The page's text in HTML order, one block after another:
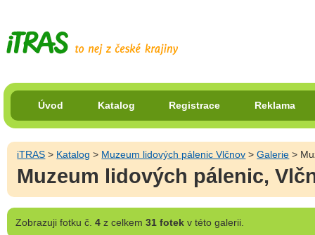
Úvod Katalog Registrace Reklama
iTRAS > Katalog > Muzeum lidových pálenic Vlčnov >Galerie >
Muzeum lidových pálenic,
Zobrazujifotku č. 4z celkem 31 fotekv této galerii.